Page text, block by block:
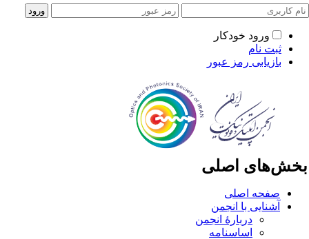
ورود خودکار
ثبت نام
بازیابی رمز عبور
اصلی
صفحه اصلی
آشنایی با انجمن
دربارۀ انجمن
اساسنامه